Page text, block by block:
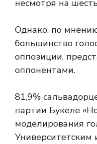
несмотря на
Однако, по
большинство
оппозиции,
оппонентами.
81,9%
партии Букеле
моделирования
Университетским